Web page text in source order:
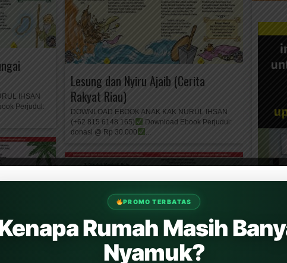
IHSAN
Perjudul:
Lesung dan Nyiru Ajaib (Cerita
Rakyat Riau)
DOWNLOAD EBOOK ANAK KAK NURUL IHSAN
(+62 815 6148 165)
Download Ebook Perjudul:
donasi @ Rp 30.000
...
PROMO TERBATAS
Rumah Masih
Nyamuk?